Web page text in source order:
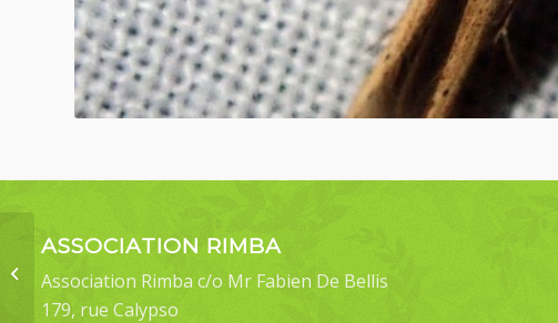
ASSOCIATION RIMBA
Association Rimba c/o Mr Fabien De Bellis
179, rue Calypso
Bastilla fulvotaenia